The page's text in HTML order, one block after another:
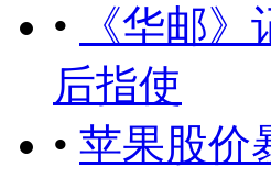
•
《华邮
后指使
• 苹果股价